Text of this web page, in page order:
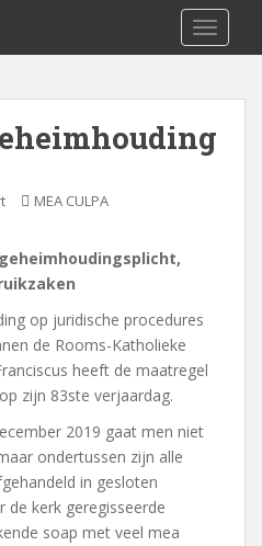
MEA CULPA
op juridische procedures
de Rooms-Katholieke
heeft de maatregel
zijn 83ste verjaardag.
2019 gaat men niet
ondertussen zijn alle
in gesloten
kerk geregisseerde
soap met veel mea